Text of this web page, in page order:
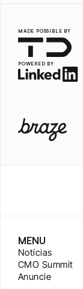
MADE POSSIBLE BY
POWERED BY
MENU
Notícias
CMO Summit
Anuncie